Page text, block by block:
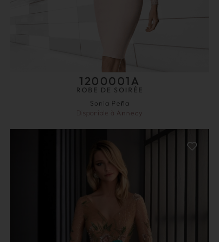
1200001A
ROBE DE SOIRÉE
Sonia Peña
Disponible à Annecy